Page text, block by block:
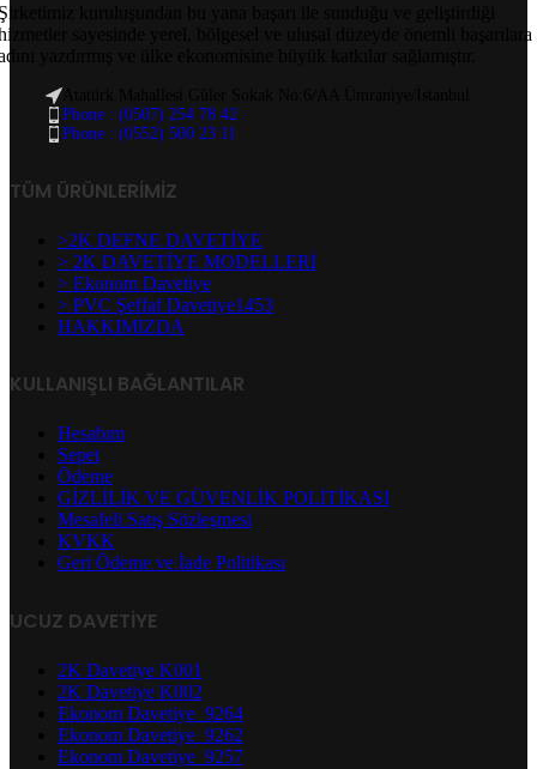
kuruluşundan bu yana başarı ile sunduğu ve geliştirdiği
sayesinde yerel, bölgesel ve ulusal düzeyde önemli başarılara
yazdırmış ve ülke ekonomisine büyük katkılar sağlamıştır.
Phone : (0507) 254 78 42
Phone : (0552) 500 23 11
TÜM ÜRÜNLERIMIZ
>2K DEFNE DAVETİYE
> 2K DAVETİYE MODELLERİ
> Ekonom Davetiye
> PVC Şeffaf Davetiye1453
HAKKIMIZDA
KULLANIŞLI BAĞLANTILAR
Hesabım
Sepet
Ödeme
GİZLİLİK VE GÜVENLİK POLİTİKASI
Mesafeli Satış Sözleşmesi
KVKK
Geri Ödeme ve İade Politikası
UCUZ DAVETIYE
2K Davetiye K001
2K Davetiye K002
Ekonom Davetiye_9264
Ekonom Davetiye_9262
Ekonom Davetiye_9257